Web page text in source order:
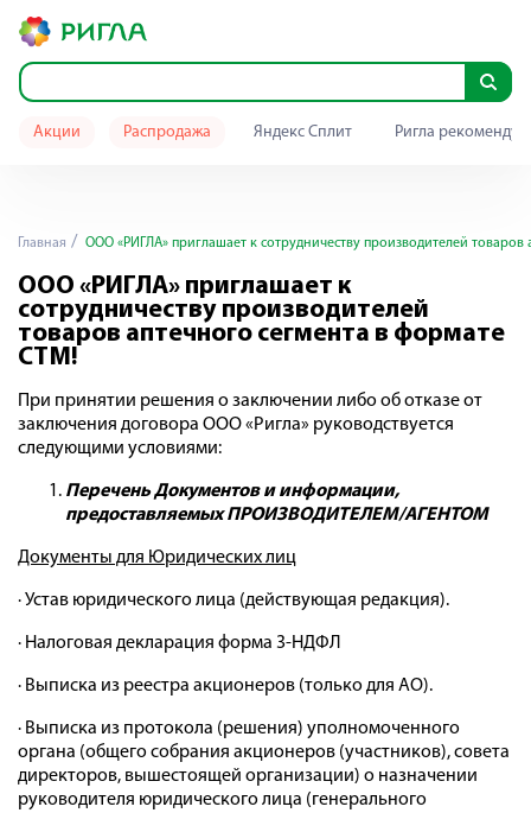
Акции Распродажа Яндекс Сплит Ригла
Главная ООО «РИГЛА» приглашает к сотрудничеству производителей
ООО «РИГЛА» приглашает к
сотрудничеству производителей
товаров аптечного сегмента в формате
СТМ!
При принятии решения о заключении либо об отказе от
заключения договора ООО «Ригла» руководствуется
следующими условиями:
Перечень Документов и информации,
предоставляемых ПРОИЗВОДИТЕЛЕМ/АГЕНТОМ
Документы для Юридических лиц
· Устав юридического лица (действующая редакция).
· Налоговая декларация форма 3-НДФЛ
· Выписка из реестра акционеров (только для АО).
· Выписка из протокола (решения) уполномоченного
органа (общего собрания акционеров (участников), совета
директоров, вышестоящей организации) о назначении
руководителя юридического лица (генерального